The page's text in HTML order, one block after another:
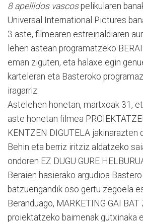
8 apellidos vascospelikularen
Universal International Pictures
3 aste, filmearen estreinaldiaren
lehen astean programatzeko
eman ziguten, eta halaxe egin
karteleran eta Basteroko
iragarriz.
Astelehen honetan, martxoak 31,
aste honetan filmea
KENTZEN DIGUTELA jakinarazten
Behin eta berriz iritziz aldatzeko
ondoren EZ DUGU GURE
Beraien hasierako argudioa Bastero
batzuengandik oso gertu zegoela
Beranduago, MARKETING GAI BAT
proiektatzeko baimenak gutxinaka